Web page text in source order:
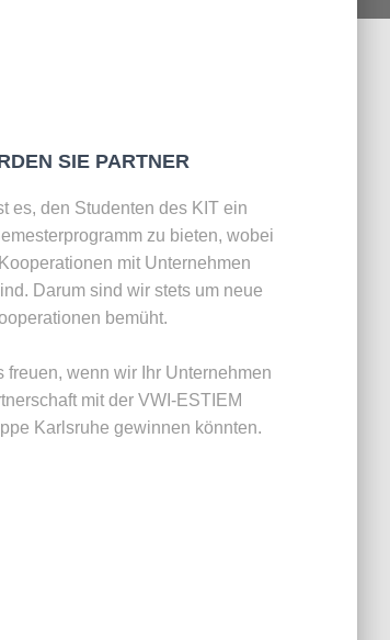
SIE PARTNER
es, den Studenten des KIT ein
zu bieten, wobei
mit Unternehmen
Darum sind wir stets um neue
bemüht.
freuen, wenn wir Ihr Unternehmen
mit der VWI-ESTIEM
Karlsruhe gewinnen könnten.